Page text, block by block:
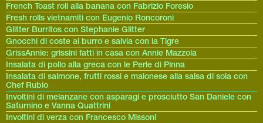
French Toast roll alla banana con Fabrizio Foresio
Fresh rolls vietnamiti con Eugenio Roncoroni
Glitter Burritos con Stephanie Glitter
Gnocchi di coste al burro e salvia con la Tigre
GrissAnnie: grissini fatti in casa con Annie Mazzola
Insalata di pollo alla greca con le Perle di Pinna
Insalata di salmone, frutti rossi e maionese alla salsa di soia con
Chef Rubio
Involtini di melanzane con asparagi e prosciutto San Daniele con
Saturnino e Vanna Quattrini
Involtini di verza con Francesco Missoni